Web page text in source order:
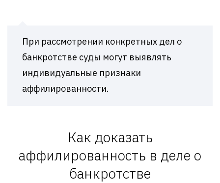
При рассмотрении конкретных дел о
банкротстве суды могут выявлять
индивидуальные признаки
аффилированности.
Как доказать
аффилированность в деле о
банкротстве